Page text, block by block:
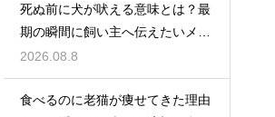
死ぬ前に犬が吠える意味とは？最
期の瞬間に飼い主へ伝えたいメッ
セージ
2026.08.8
食べるのに老猫が痩せてきた理由